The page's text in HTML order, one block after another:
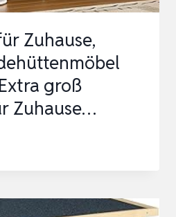
Zuhause,
groß
Zuhause…